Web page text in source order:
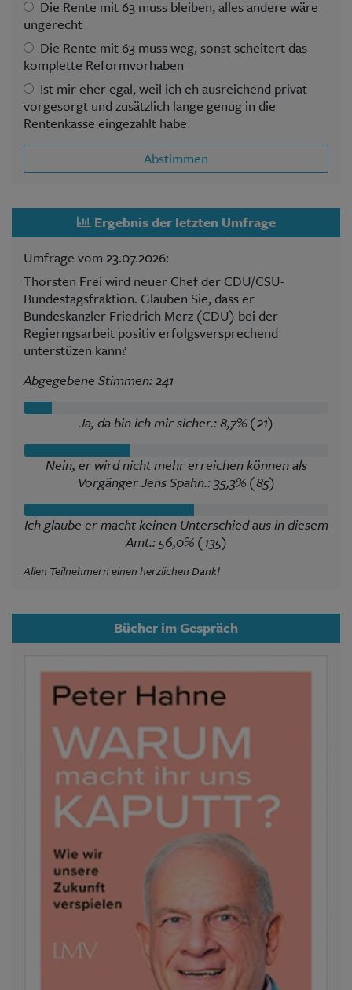
Die Rente mit 63 muss bleiben, alles andere wäre
ungerecht
Die Rente mit 63 muss weg, sonst scheitert das
komplette Reformvorhaben
Ist mir eher egal, weil ich eh ausreichend privat
vorgesorgt und zusätzlich lange genug in die
Rentenkasse eingezahlt habe
Abstimmen
Ergebnis der letzten Umfrage
Umfrage vom 23.07.2026:
Thorsten Frei wird neuer Chef der CDU/CSU-
Bundestagsfraktion. Glauben Sie, dass er
Bundeskanzler Friedrich Merz (CDU) bei der
Regierngsarbeit positiv erfolgsversprechend
unterstüzen kann?
Abgegebene Stimmen: 241
Ja, da bin ich mir sicher.: 8,7% (21)
Nein, er wird nicht mehr erreichen können als
Vorgänger Jens Spahn.: 35,3% (85)
Ich glaube er macht keinen Unterschied aus in diesem
Amt.: 56,0% (135)
Allen Teilnehmern einen herzlichen Dank!
Bücher im Gespräch